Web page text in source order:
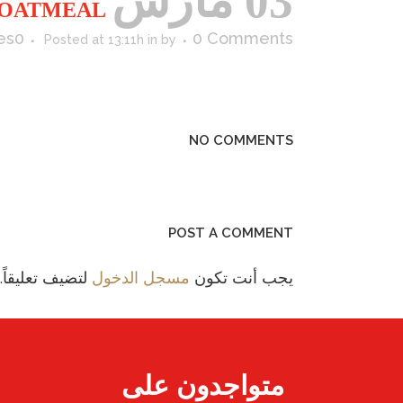
Posted at 13:11h in by 0 Comments
0
NO COMMENTS
POST A COMMENT
يجب أنت تكون مسجل الدخول لتضيف تعليقاً.
متواجدون على